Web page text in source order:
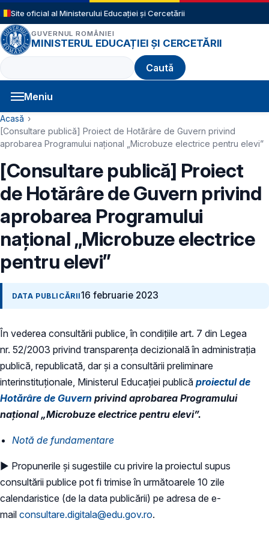
Sari la conținutul principal
Site oficial al Ministerului Educației și Cercetării
GUVERNUL ROMÂNIEI
MINISTERUL EDUCAȚIEI ȘI CERCETĂRII
Caută
Meniu
Navigație principală
Cale de navigare
Acasă
[Consultare publică] Proiect de Hotărâre de Guvern privind
aprobarea Programului național „Microbuze electrice pentru elevi”
[Consultare publică] Proiect
de Hotărâre de Guvern privind
aprobarea Programului
național „Microbuze electrice
pentru elevi”
DATA PUBLICĂRII16 februarie 2023
În vederea consultării publice, în condiţiile art. 7 din Legea
nr. 52/2003 privind transparenţa decizională în administraţia
publică, republicată, dar și a consultării preliminare
interinstituționale, Ministerul Educaţiei publică proiectul de
Hotărâre de Guvern privind aprobarea Programului
național „Microbuze electrice pentru elevi”.
Notă de fundamentare
► Propunerile și sugestiile cu privire la proiectul supus
consultării publice pot fi trimise în următoarele 10 zile
calendaristice (de la data publicării) pe adresa de e-
mail consultare.digitala@edu.gov.ro.